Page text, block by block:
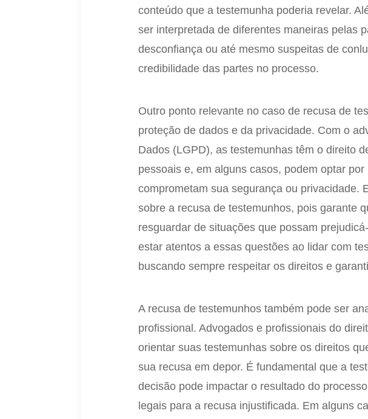
conteúdo que a testemunha poderia revelar.
ser interpretada de diferentes maneiras pelas
desconfiança ou até mesmo suspeitas de
credibilidade das partes no processo.
Outro ponto relevante no caso de recusa de
proteção de dados e da privacidade. Com o
Dados (LGPD), as testemunhas têm o direito
pessoais e, em alguns casos, podem optar
comprometam sua segurança ou privacidade.
sobre a recusa de testemunhos, pois garante
resguardar de situações que possam
estar atentos a essas questões ao lidar com
buscando sempre respeitar os direitos e
A recusa de testemunhos também pode ser
profissional. Advogados e profissionais do
orientar suas testemunhas sobre os direitos
sua recusa em depor. É fundamental que a
decisão pode impactar o resultado do
legais para a recusa injustificada. Em alguns